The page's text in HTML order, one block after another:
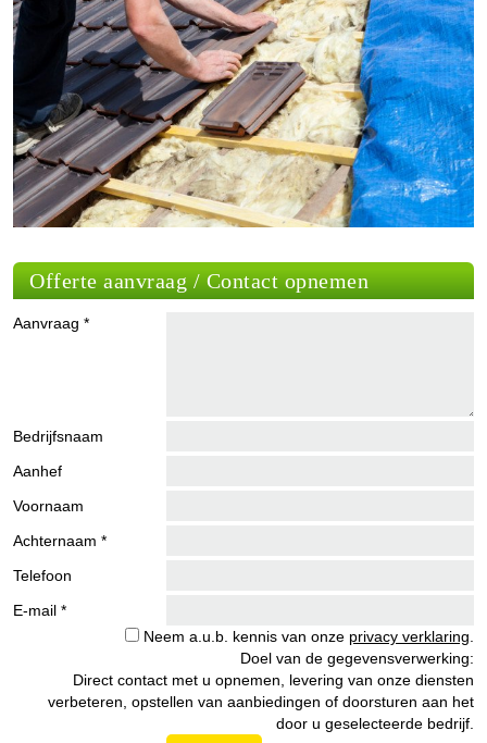
Offerte aanvraag / Contact opnemen
Aanvraag *
Bedrijfsnaam
Aanhef
Voornaam
Achternaam *
Telefoon
E-mail *
Neem a.u.b. kennis van onze privacy verklaring
Doel van de gegevensverwerking:
Direct contact met u opnemen, levering van onze diensten
verbeteren, opstellen van aanbiedingen of doorsturen aan het
door u geselecteerde bedrijf.